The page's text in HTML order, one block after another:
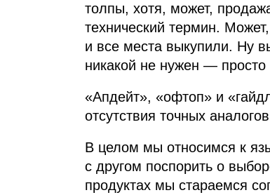
толпы, хотя, может,
технический термин.
и все места выкупили. Ну
никакой не нужен — просто
«Апдейт», «офтоп» и
отсутствия точных
В целом мы относимся к
с другом поспорить о
продуктах мы стараемся